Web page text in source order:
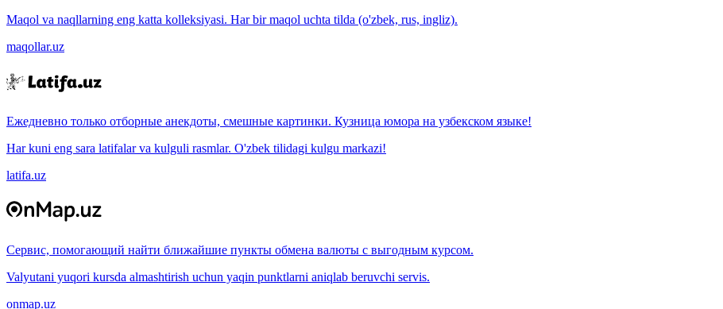
Maqol va naqllarning eng katta kolleksiyasi. Har bir maqol uchta tilda (o'zbek, rus, ingliz).
maqollar.uz
Ежедневно только отборные анекдоты, смешные картинки. Кузница юмора на узбекском языке!
Har kuni eng sara latifalar va kulguli rasmlar. O'zbek tilidagi kulgu markazi!
latifa.uz
Сервис, помогающий найти ближайшие пункты обмена валюты с выгодным курсом.
Valyutani yuqori kursda almashtirish uchun yaqin punktlarni aniqlab beruvchi servis.
onmap.uz